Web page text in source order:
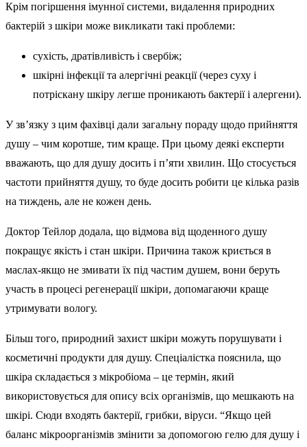
Крім погіршення імунної системи, видалення природних
бактерій з шкіри може викликати такі проблеми:
сухість, дратівливість і свербіж;
шкірні інфекції та алергічні реакції (через суху і
потріскану шкіру легше проникають бактерії і алергени).
У зв’язку з цим фахівці дали загальну пораду щодо прийняття
душу – чим коротше, тим краще. При цьому деякі експерти
вважають, що для душу досить і п’яти хвилин. Що стосується
частоти прийняття душу, то буде досить робити це кілька разів
на тиждень, але не кожен день.
Доктор Тейлор додала, що відмова від щоденного душу
покращує якість і стан шкіри. Причина також криється в
маслах-якщо не змивати їх під частим душем, вони беруть
участь в процесі регенерації шкіри, допомагаючи краще
утримувати вологу.
Більш того, природний захист шкіри можуть порушувати і
косметичні продукти для душу. Спеціалістка пояснила, що
шкіра складається з мікробіома – це термін, який
використовується для опису всіх організмів, що мешкають на
шкірі. Сюди входять бактерії, грибки, віруси. “Якщо цей
баланс мікроорганізмів змінити за допомогою гелю для душу і